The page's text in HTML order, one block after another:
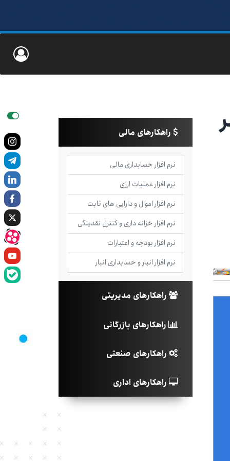
راهکارهای مالی
نرم افزار حسابداری مالی
نرم افزار عملیات ارزی
نرم افزار اموال و دارایی های ثابت
نرم افزار خزانه داری و کنترل نقدینگی
نرم افزار بودجه و اعتبارات
نرم افزار انبار و حسابداری انبار
راهکارهای مدیریتی
راهکارهای بازرگانی
راهکارهای صنعتی
راهکارهای اداری